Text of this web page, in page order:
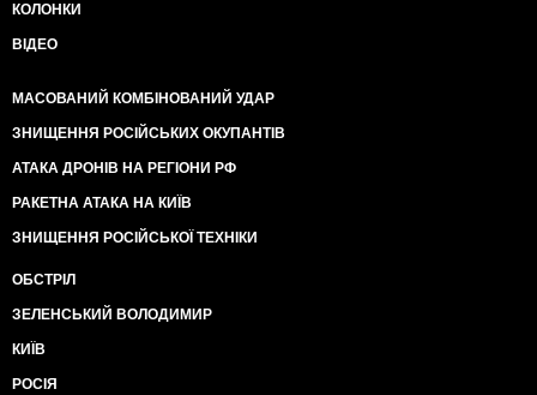
КОЛОНКИ
ВІДЕО
МАСОВАНИЙ КОМБІНОВАНИЙ УДАР
ЗНИЩЕННЯ РОСІЙСЬКИХ ОКУПАНТІВ
АТАКА ДРОНІВ НА РЕГІОНИ РФ
РАКЕТНА АТАКА НА КИЇВ
ЗНИЩЕННЯ РОСІЙСЬКОЇ ТЕХНІКИ
ОБСТРІЛ
ЗЕЛЕНСЬКИЙ ВОЛОДИМИР
КИЇВ
РОСІЯ